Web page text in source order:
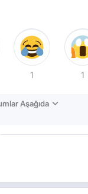
1 1
Aşağıda